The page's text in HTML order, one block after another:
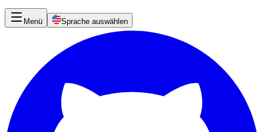
Menü Sprache auswählen